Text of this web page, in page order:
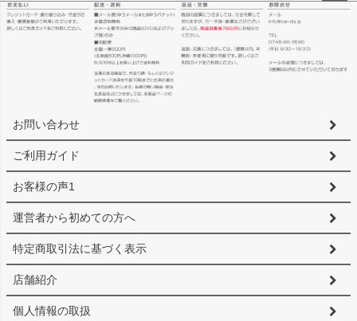
ペー
へ
お問い合わせ
ご利用ガイド
お客様の声1
運営者から初めての方へ
特定商取引法に基づく表示
店舗紹介
個人情報の取扱